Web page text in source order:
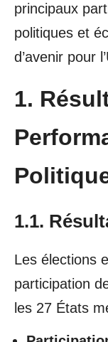
principaux
politiques et
d’avenir pour
1.
1.1.
Les élections
participation
les 27 États